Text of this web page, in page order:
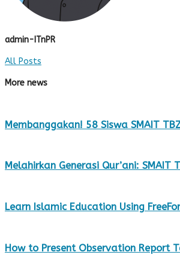
admin-ITnPR
All Posts
More news
Membanggakan! 58 Siswa SMAIT
Melahirkan Generasi Qur’ani:
Learn Islamic Education Using
How to Present Observation Report